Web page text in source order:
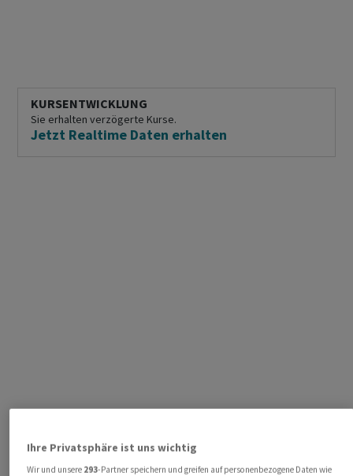
KURSENTWICKLUNG
Sie erhalten verzögerte Kurse.
Jetzt Realtime Daten erhalten
Ihre Privatsphäre ist uns wichtig
Wir und unsere 293-Partner speichern und greifen auf personenbezogene Daten wie